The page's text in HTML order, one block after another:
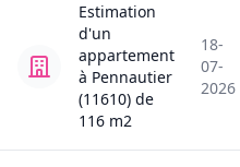
Estimation
d'un
appartement
à Pennautier
(11610) de
116 m2
18-
07-
2026